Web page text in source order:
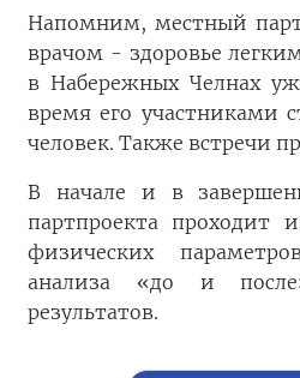
Напомним, местный
врачом - здоровье
в Набережных Челнах
время его участниками
человек. Также встречи
В начале и в
партпроекта проходит
физических
анализа «до и
результатов.